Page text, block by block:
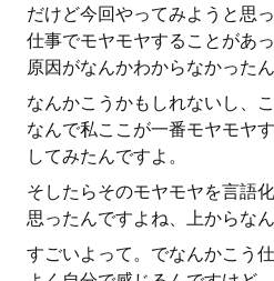
だけど今回やってみようと思
仕事でモヤモヤすることがあ
原因がなんかわからなかったん
なんかこうかもしれないし、
なんで私ここが一番モヤモヤ
してみたんですよ。
そしたらそのモヤモヤを言語
思ったんですよね、上からなん
すごいよって。でなんかこう